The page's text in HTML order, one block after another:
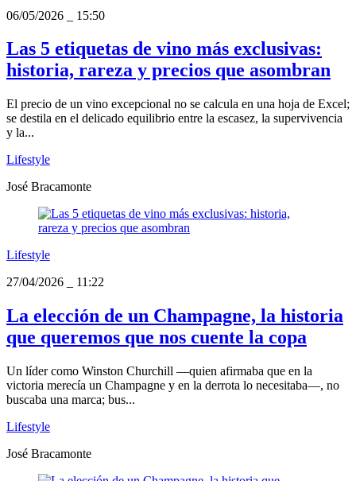
06/05/2026
15:50
Las 5 etiquetas de vino más exclusivas:
historia, rareza y precios que asombran
El precio de un vino excepcional no se calcula en una hoja de Excel;
se destila en el delicado equilibrio entre la escasez, la supervivencia
y la...
Lifestyle
José Bracamonte
Lifestyle
27/04/2026
11:22
La elección de un Champagne, la historia
que queremos que nos cuente la copa
Un líder como Winston Churchill —quien afirmaba que en la
victoria merecía un Champagne y en la derrota lo necesitaba—, no
buscaba una marca; bus...
Lifestyle
José Bracamonte